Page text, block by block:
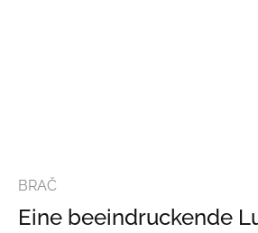
BRAČ
Eine beeindruckende